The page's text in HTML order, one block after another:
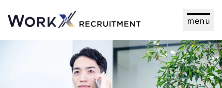
menu